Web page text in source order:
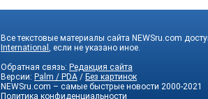
Все текстовые материалы сайта NEWSru.com
International
, если не указано иное.
Обратная связь: Редакция сайта
Версии: Palm / PDA / Без картинок
NEWSru.com – самые быстрые новости 2000-2021
Политика конфиденциальности